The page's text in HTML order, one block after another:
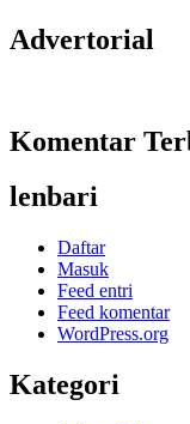
Advertorial
Komentar
lenbari
Daftar
Masuk
Feed entri
Feed komentar
WordPress.org
Kategori